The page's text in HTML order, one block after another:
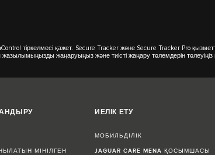
тіркелмесі қажет. Secure Tracker және Secure Tracker Pro
жаңаруыңыз және тиісті жаңару төлемдерін төлеуіңіз
МІНІЛГЕН
ИЕЛІК ЕТУ
МОБИЛЬДІЛІК
JAGUAR CARE MENA ҚОСЫМШАСЫ